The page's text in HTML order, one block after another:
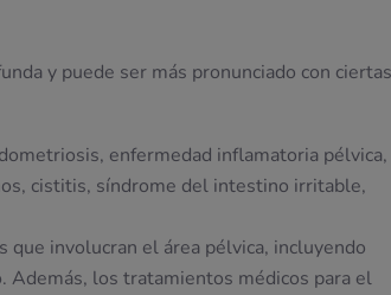
y puede ser más pronunciado con
enfermedad inflamatoria pélvica,
cistitis, síndrome del intestino irritable,
que involucran el área pélvica, incluyendo
Además, los tratamientos médicos para el